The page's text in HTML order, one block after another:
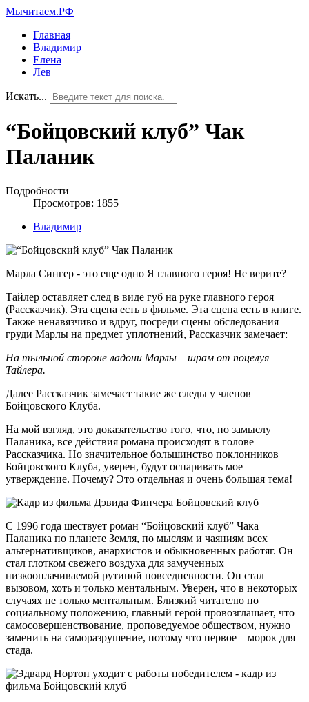
Мычитаем.РФ
Главная
Владимир
Елена
Лев
Искать...
“Бойцовский клуб” Чак
Паланик
Подробности
Просмотров: 1855
Владимир
Марла Сингер - это еще одно Я главного героя! Не верите?
Тайлер оставляет след в виде губ на руке главного героя
(Рассказчик). Эта сцена есть в фильме. Эта сцена есть в книге.
Также ненавязчиво и вдруг, посреди сцены обследования
груди Марлы на предмет уплотнений, Рассказчик замечает:
На тыльной стороне ладони Марлы – шрам от поцелуя
Тайлера.
Далее Рассказчик замечает такие же следы у членов
Бойцовского Клуба.
На мой взгляд, это доказательство того, что, по замыслу
Паланика, все действия романа происходят в голове
Рассказчика. Но значительное большинство поклонников
Бойцовского Клуба, уверен, будут оспаривать мое
утверждение. Почему? Это отдельная и очень большая тема!
С 1996 года шествует роман “Бойцовский клуб” Чака
Паланика по планете Земля, по мыслям и чаяниям всех
альтернативщиков, анархистов и обыкновенных работяг. Он
стал глотком свежего воздуха для замученных
низкооплачиваемой рутиной повседневности. Он стал
вызовом, хоть и только ментальным. Уверен, что в некоторых
случаях не только ментальным. Близкий читателю по
социальному положению, главный герой провозглашает, что
самосовершенствование, проповедуемое обществом, нужно
заменить на саморазрушение, потому что первое – морок для
стада.